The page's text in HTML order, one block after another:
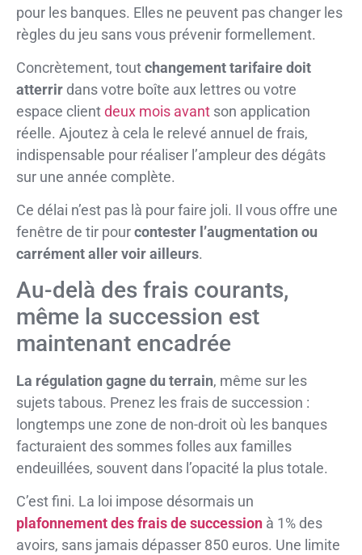
pour les banques. Elles ne peuvent pas changer les
règles du jeu sans vous prévenir formellement.
Concrètement, toutchangement tarifaire doit
atterrir dans votre boîte aux lettres ou votre
espace clientdeux mois avant son application
réelle. Ajoutez à cela le relevé annuel de frais,
indispensable pour réaliser l’ampleur des dégâts
sur une année complète.
Ce délai n’est pas là pour faire joli. Il vous offre une
fenêtre de tir pourcontester l’augmentation ou
carrément aller voir ailleurs.
Au-delà des frais courants,
même la succession est
maintenant encadrée
La régulation gagne du terrain, même sur les
sujets tabous. Prenez les frais de succession :
longtemps une zone de non-droit où les banques
facturaient des sommes folles aux familles
endeuillées, souvent dans l’opacité la plus totale.
C’est fini. La loi impose désormais un
plafonnement des frais de succession à 1% des
avoirs, sans jamais dépasser 850 euros. Une limite